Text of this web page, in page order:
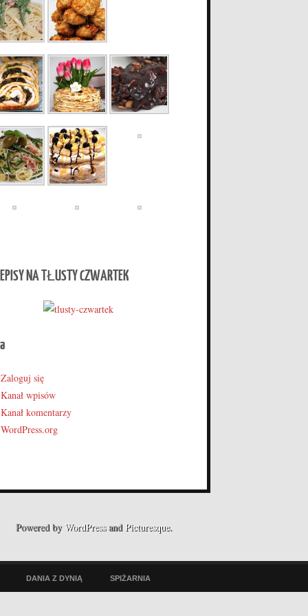
NA TŁUSTY CZWARTEK
Zaloguj się
Kanał wpisów
Kanał komentarzy
WordPress.org
Powered by WordPressand Picturesque.
DANIA Z DYNIĄ SPIŻARNIA